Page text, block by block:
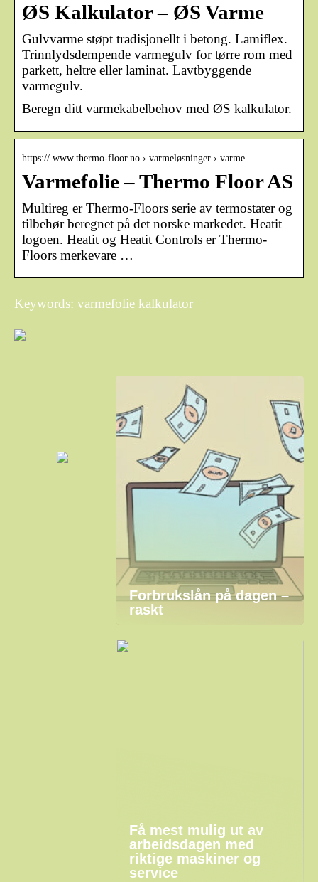
ØS Kalkulator – ØS Varme
Gulvvarme støpt tradisjonellt i betong. Lamiflex.
Trinnlydsdempende varmegulv for tørre rom med
parkett, heltre eller laminat. Lavtbyggende
varmegulv.
Beregn ditt varmekabelbehov med ØS kalkulator.
https:// www.thermo-floor.no › varmeløsninger › varme…
Varmefolie – Thermo Floor AS
Multireg er Thermo-Floors serie av termostater og
tilbehør beregnet på det norske markedet. Heatit
logoen. Heatit og Heatit Controls er Thermo-
Floors merkevare …
Keywords: varmefolie kalkulator
Forbrukslån på dagen –
raskt
Få mest mulig ut av
arbeidsdagen med
riktige maskiner og
service